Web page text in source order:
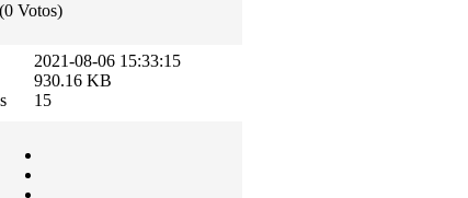
(0 Votos)
2021-08-06 15:33:15
930.16 KB
15